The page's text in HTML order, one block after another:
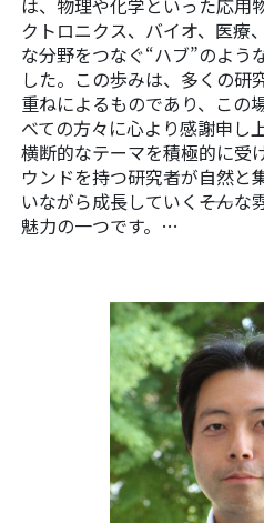
は、物理や化学といった応用
クトロニクス、バイオ、医療
な分野をつなぐ“ハブ”のよう
した。この歩みは、多くの研
重ねによるものであり、この
べての方々に心より感謝申し
横断的なテーマを積極的に受
ウンドを持つ研究者が自然と
いながら成長していく――そん
魅力の一つです。…